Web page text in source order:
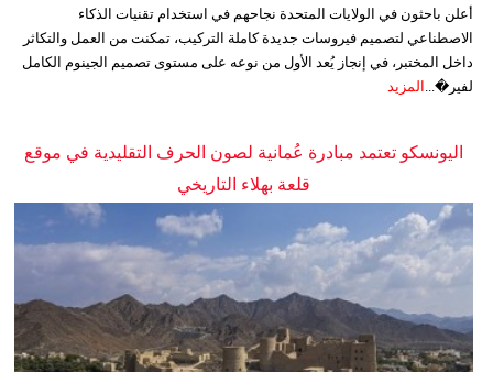
أعلن باحثون في الولايات المتحدة نجاحهم في استخدام تقنيات الذكاء
الاصطناعي لتصميم فيروسات جديدة كاملة التركيب، تمكنت من العمل والتكاثر
داخل المختبر، في إنجاز يُعد الأول من نوعه على مستوى تصميم الجينوم الكامل
لفير�... المزيد
اليونسكو تعتمد مبادرة عُمانية لصون الحرف التقليدية في موقع
قلعة بهلاء التاريخي